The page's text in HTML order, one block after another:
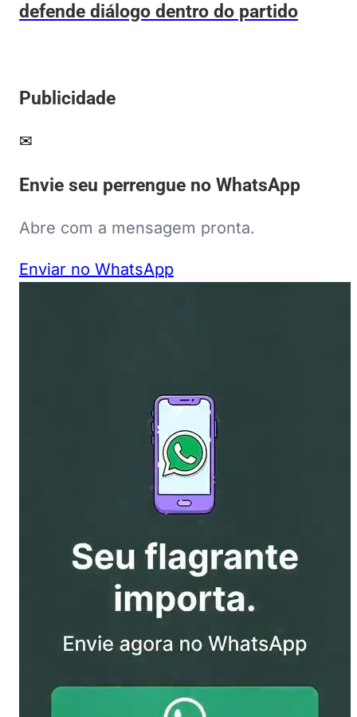
defende diálogo dentro do partido
Publicidade
✉
Envie seu perrengue no WhatsApp
Abre com a mensagem pronta.
Enviar no WhatsApp